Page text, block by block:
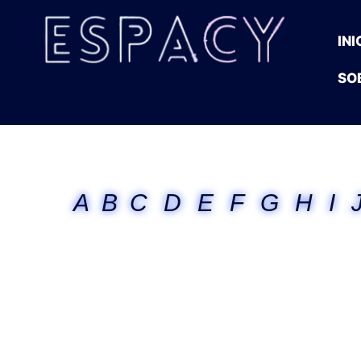
A B C D E F G H I